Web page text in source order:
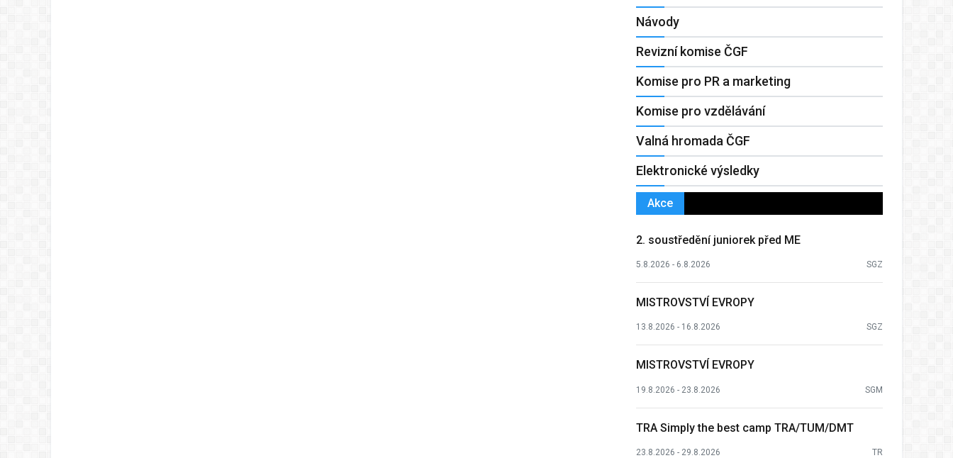
Návody
Revizní komise ČGF
Komise pro PR a marketing
Komise pro vzdělávání
Valná hromada ČGF
Elektronické výsledky
Akce
2. soustředění juniorek před ME
5.8.2026 - 6.8.2026 SGZ
MISTROVSTVÍ EVROPY
13.8.2026 - 16.8.2026 SGZ
MISTROVSTVÍ EVROPY
19.8.2026 - 23.8.2026 SGM
TRA Simply the best camp TRA/TUM/DMT
23.8.2026 - 29.8.2026 TR